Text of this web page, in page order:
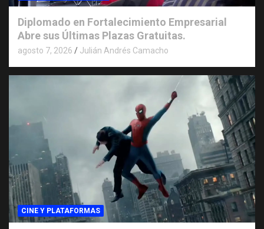
Diplomado en Fortalecimiento Empresarial
Abre sus Últimas Plazas Gratuitas.
agosto 7, 2026 Julián Andrés Camacho
CINE Y PLATAFORMAS